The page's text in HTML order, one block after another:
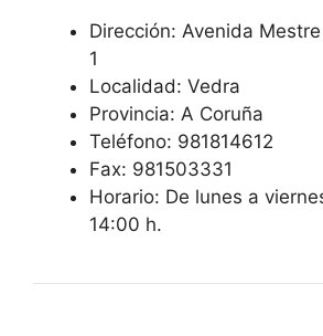
Dirección: Avenida
1
Localidad: Vedra
Provincia: A Coruña
Teléfono: 981814612
Fax: 981503331
Horario: De lunes a
14:00 h.